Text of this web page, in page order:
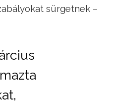
sürgetnek –